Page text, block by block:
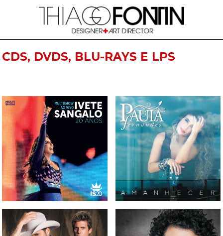
CDS, DVDS, BLU-RAYS E LPS
CD, DVD E BLU-RAY IVETE
SANGALO - MULTISHOW AO
VIVO 20 ANOS
CD PAULA FERNANDES -
AMANHECER